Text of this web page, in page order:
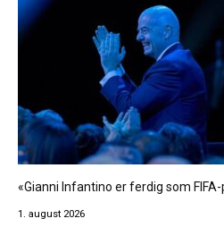
«Gianni Infantino er ferdig som
1. august 2026